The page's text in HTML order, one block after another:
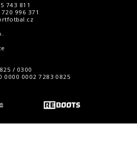
743 811
996 371
/ 0300
0000 0002 7283 0825